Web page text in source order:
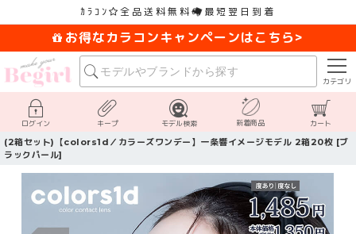
ｶﾗｺﾝ 全品送料無料 最短翌日到着
お得なカラコンキャンペーンはこちら>
カテゴリ
ログイン キープ モデル検索 新着商品 カート
(2箱セット)【colors1d／カラーズワンデー】一条響イメージモデル 2箱20枚 [ブ
ラックパール]